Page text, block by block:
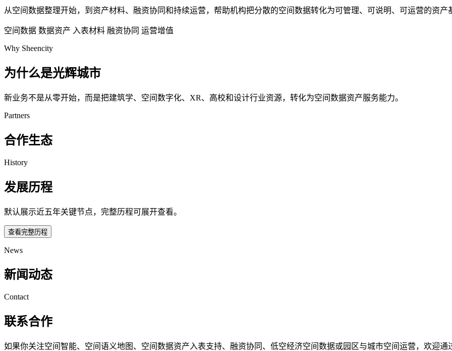
从空间数据整理开始，到资产材料、融资协同和持续运营，帮助机构把分散的空间数据转化为可管理、可说明、可运营的资产
空间数据 数据资产 入表材料 融资协同 运营增值
Why Sheencity
为什么是光辉城市
新业务不是从零开始，而是把建筑学、空间数字化、XR、高校和设计行业资源，转化为空间数据资产服务能力。
Partners
合作生态
History
发展历程
默认展示近五年关键节点，完整历程可展开查看。
查看完整历程
News
新闻动态
Contact
联系合作
如果你关注空间智能、空间语义地图、空间数据资产入表支持、融资协同、低空经济空间数据或园区与城市空间运营，欢迎通